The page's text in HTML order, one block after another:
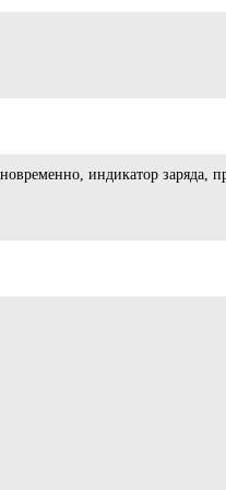
индикатор заряда,